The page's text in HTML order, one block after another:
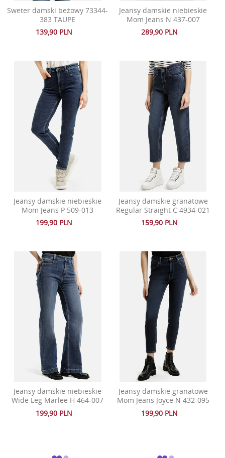
Sweter damski beżowy 73344-
383 TAUPE
139,90 PLN
Jeansy damskie niebieskie
Mom Jeans N 437-007
289,90 PLN
Jeansy damskie niebieskie
Mom Jeans P 509-013
199,90 PLN
Jeansy damskie granatowe
Regular Straight C 4934-021
159,90 PLN
Jeansy damskie niebieskie
Wide Leg Marlee H 464-007
199,90 PLN
Jeansy damskie granatowe
Mom Jeans Joyce N 432-095
199,90 PLN